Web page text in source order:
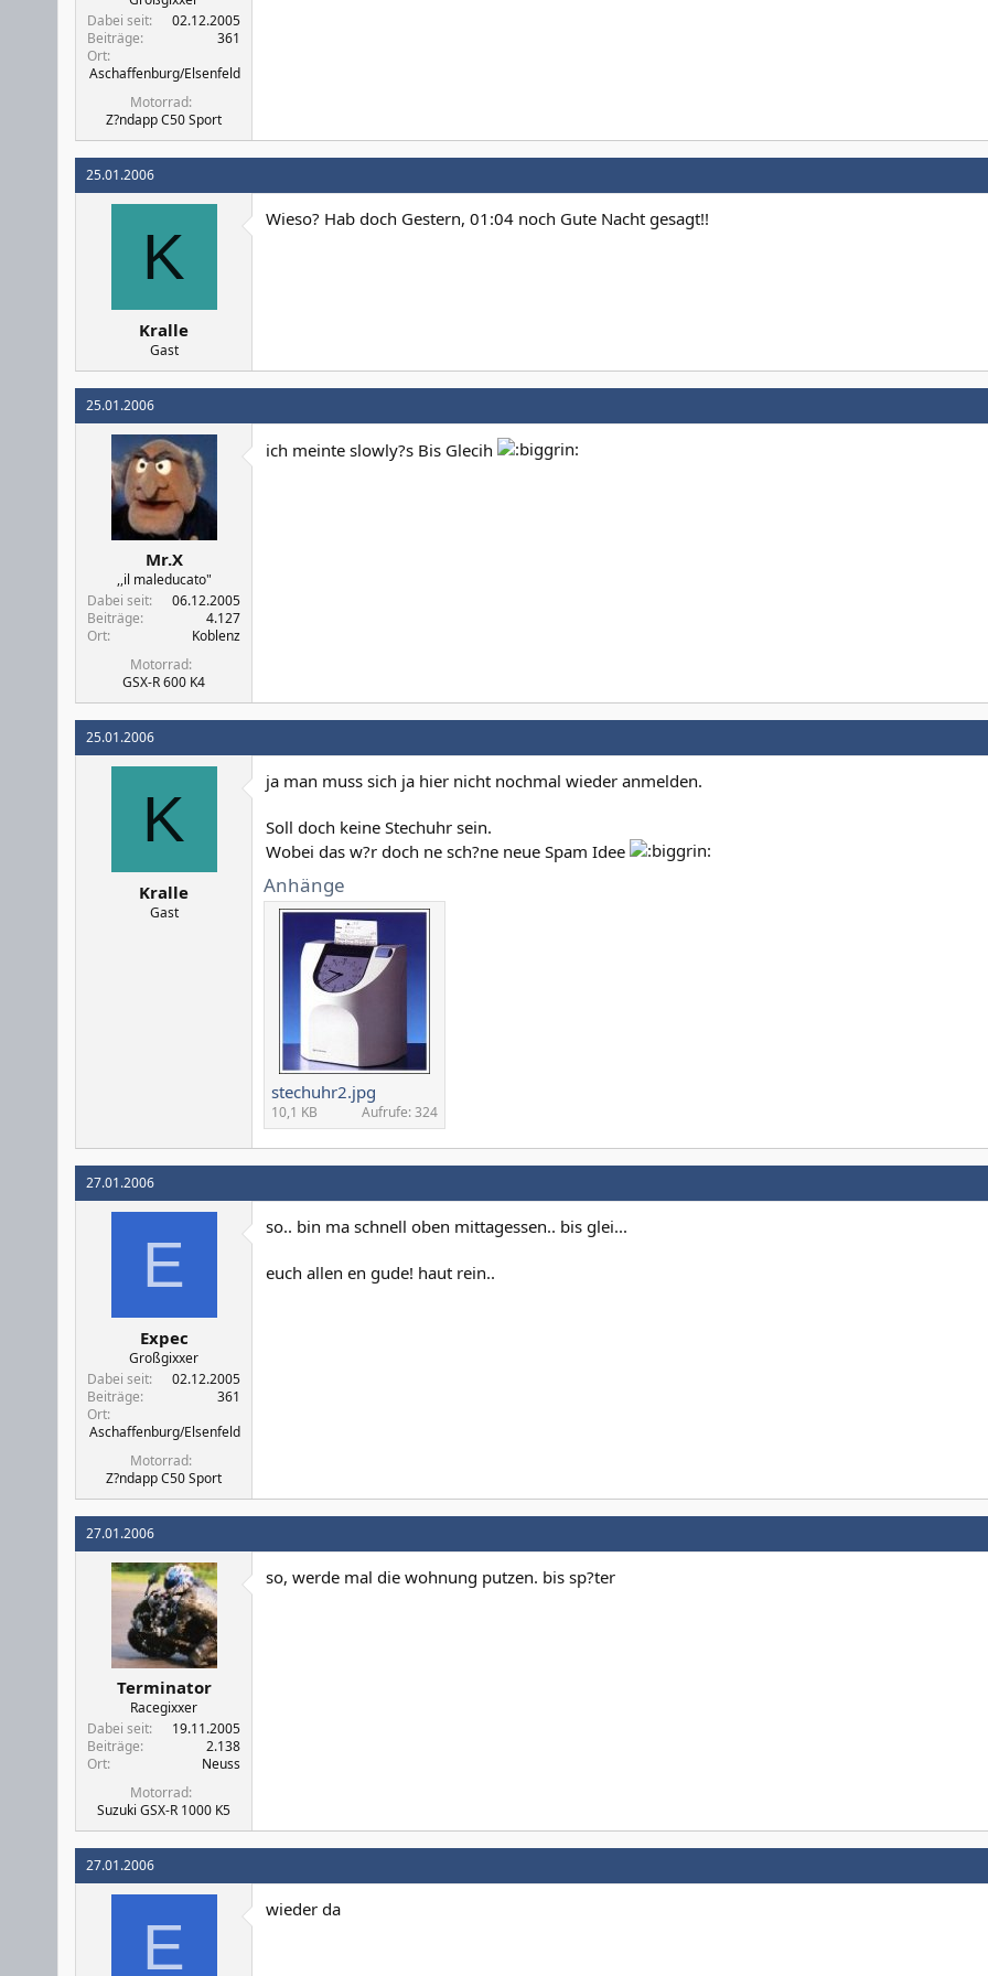
Dabei seit
02.12.2005
Beiträge
361
Ort
Aschaffenburg/Elsenfeld
Motorrad
Z?ndapp C50 Sport
25.01.2006
K
Kralle
Gast
Wieso? Hab doch Gestern, 01:04 noch Gute Nacht gesagt!!
25.01.2006
Mr.X
,,il maleducato"
Dabei seit
06.12.2005
Beiträge
4.127
Ort
Koblenz
Motorrad
GSX-R 600 K4
ich meinte slowly?s Bis Glecih
25.01.2006
K
Kralle
Gast
ja man muss sich ja hier nicht nochmal wieder anmelden.
Soll doch keine Stechuhr sein.
Wobei das w?r doch ne sch?ne neue Spam Idee
Anhänge
stechuhr2.jpg
10,1 KB Aufrufe: 324
27.01.2006
E
Expec
Großgixxer
Dabei seit
02.12.2005
Beiträge
361
Ort
Aschaffenburg/Elsenfeld
Motorrad
Z?ndapp C50 Sport
so.. bin ma schnell oben mittagessen.. bis glei...
euch allen en gude! haut rein..
27.01.2006
Terminator
Racegixxer
Dabei seit
19.11.2005
Beiträge
2.138
Ort
Neuss
Motorrad
Suzuki GSX-R 1000 K5
so, werde mal die wohnung putzen. bis sp?ter
27.01.2006
E
wieder da